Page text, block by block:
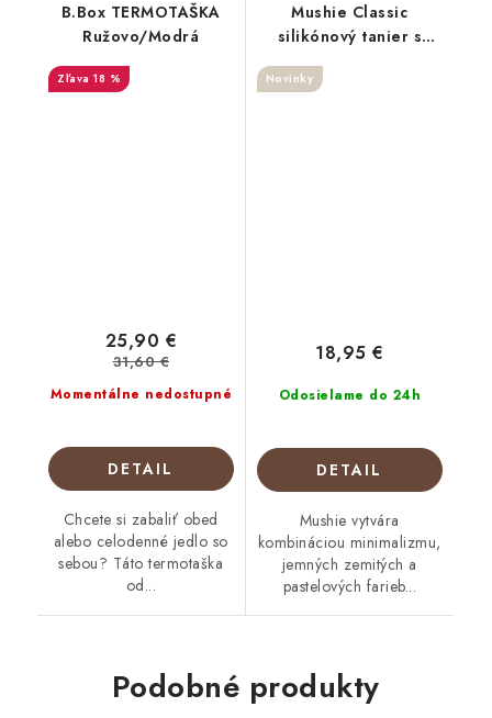
B.Box TERMOTAŠKA
Ružovo/Modrá
18 %
Momentálne nedostupné
25,90 €
31,60 €
DETAIL
Chcete si zabaliť obed
alebo celodenné jedlo so
sebou? Táto termotaška
od...
Mushie Classic
silikónový tanier s
prísavkou Cloudy/
Novinky
Odosielame do 24h
18,95 €
DETAIL
Mushie vytvára
kombináciou minimalizmu,
jemných zemitých a
pastelových farieb...
Podobné produkty